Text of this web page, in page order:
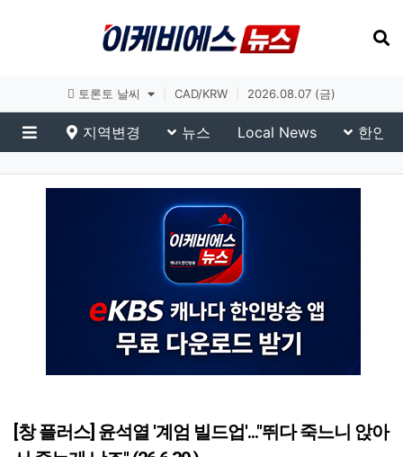
토론토 날씨 CAD/KRW 2026.08.07 (금)
메뉴
지역변경 뉴스 Local News 한인
이슈 브리핑
[창 플러스] 윤석열 '계엄 빌드업'..."뛰다 죽느니 앉아